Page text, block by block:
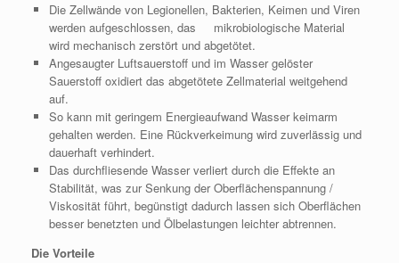
Die Zellwände von Legionellen, Bakterien, Keimen und Viren
werden aufgeschlossen, das mikrobiologische Material
wird mechanisch zerstört und abgetötet.
Angesaugter Luftsauerstoff und im Wasser gelöster
Sauerstoff oxidiert das abgetötete Zellmaterial weitgehend
auf.
So kann mit geringem Energieaufwand Wasser keimarm
gehalten werden. Eine Rückverkeimung wird zuverlässig und
dauerhaft verhindert.
Das durchfliesende Wasser verliert durch die Effekte an
Stabilität, was zur Senkung der Oberflächenspannung /
Viskosität führt, begünstigt dadurch lassen sich Oberflächen
besser benetzten und Ölbelastungen leichter abtrennen.
Die Vorteile